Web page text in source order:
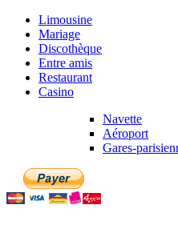
Limousine
Mariage
Discothèque
Entre amis
Restaurant
Casino
Navette
Aéroport
Gares-